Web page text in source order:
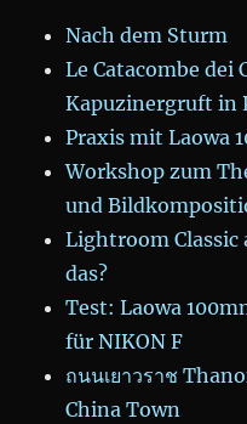
Nach dem Sturm
Le Catacombe dei
Kapuzinergruft in
Praxis mit Laowa
Workshop zum
und
Lightroom Classic
das?
Test: Laowa
für NIKON F
ถนนเยาวราช
China Town